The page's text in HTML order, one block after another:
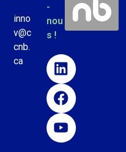
inno
v@c
cnb.
ca
-
nou
s !